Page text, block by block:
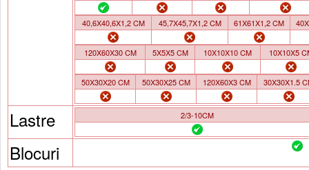
40,6X40,6X1,2 CM 45,7X45,7X1,2 CM 61X61X1,2 CM
120X60X30 CM 5X5X5 CM 10X10X10 CM 10X10X5
50X30X20 CM 50X30X25 CM 120X60X3 CM 30X30X1.5
Lastre 2/3-10CM
Blocuri